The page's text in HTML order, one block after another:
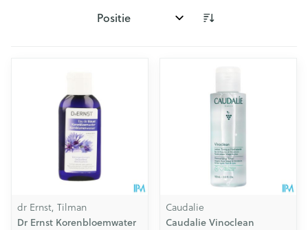
Sorteer op:
dr Ernst, Tilman
Dr Ernst Korenbloemwater
Caudalie
Caudalie Vinoclean